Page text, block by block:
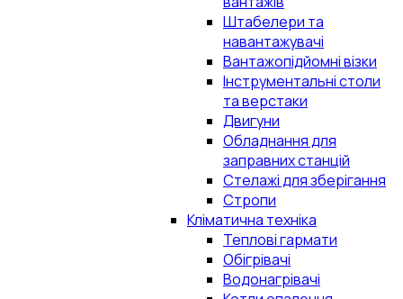
Штабелери та
навантажувачі
Вантажопідйомні візки
Інструментальні столи
та верстаки
Двигуни
Обладнання для
заправних станцій
Стелажі для зберігання
Стропи
Кліматична техніка
Теплові гармати
Обігрівачі
Водонагрівачі